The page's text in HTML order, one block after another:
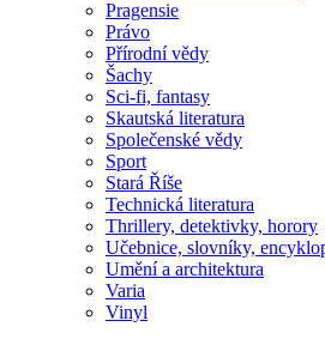
Pragensie
Právo
Přírodní vědy
Šachy
Sci-fi, fantasy
Skautská literatura
Společenské vědy
Sport
Stará Říše
Technická literatura
Thrillery, detektivky, horory
Učebnice, slovníky,
Umění a architektura
Varia
Vinyl